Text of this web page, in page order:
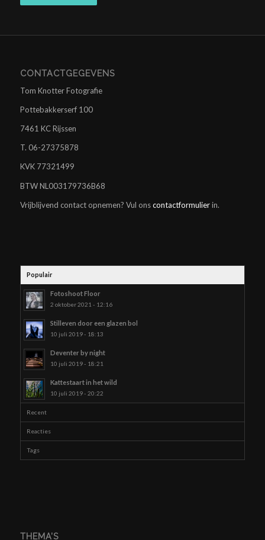
CONTACTGEGEVENS
Tom Knotter Fotografie
Pottebakkerserf 100
7461 KC Rijssen
T. 06-27375878
KVK 77321499
BTW NL003179736B68
Vrijblijvend contact opnemen? Vul onscontactformulierin.
Populair
Fotoshoot Floor
2 oktober 2021 - 12:16
Stilleven door een glazen bol
10 juli 2019 - 18:13
Deventer by night
10 juli 2019 - 18:21
Kattestaart in het wild
10 juli 2019 - 20:22
Recent
Reacties
Tags
THEMA’S